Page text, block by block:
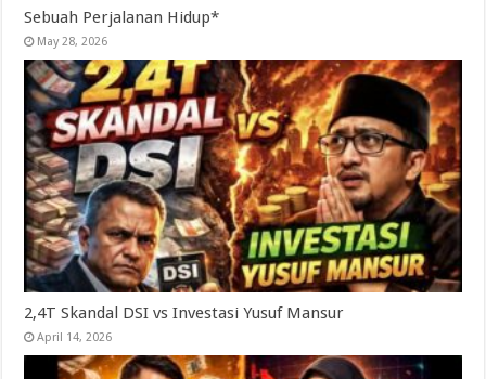
Sebuah Perjalanan Hidup*
May 28, 2026
2,4T Skandal DSI vs Investasi Yusuf Mansur
April 14, 2026